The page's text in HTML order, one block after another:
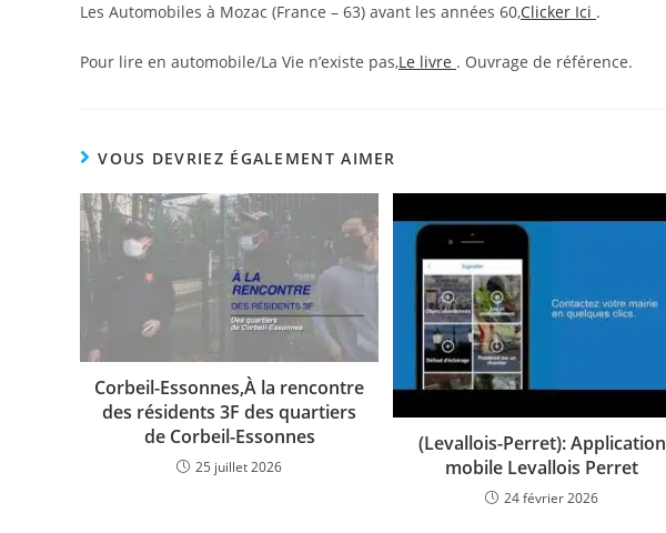
Les Automobiles à Mozac (France – 63) avant les années 60,Clicker Ici .
Pour lire en automobile/La Vie n’existe pas,Le livre . Ouvrage de référence.
VOUS DEVRIEZ ÉGALEMENT AIMER
Corbeil-Essonnes,À la rencontre
des résidents 3F des quartiers
de Corbeil-Essonnes
25 juillet 2026
(Levallois-Perret): Application
mobile Levallois Perret
24 février 2026